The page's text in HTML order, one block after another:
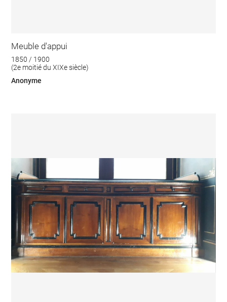
Meuble d'appui
1850 / 1900
(2e moitié du XIXe siècle)
Anonyme